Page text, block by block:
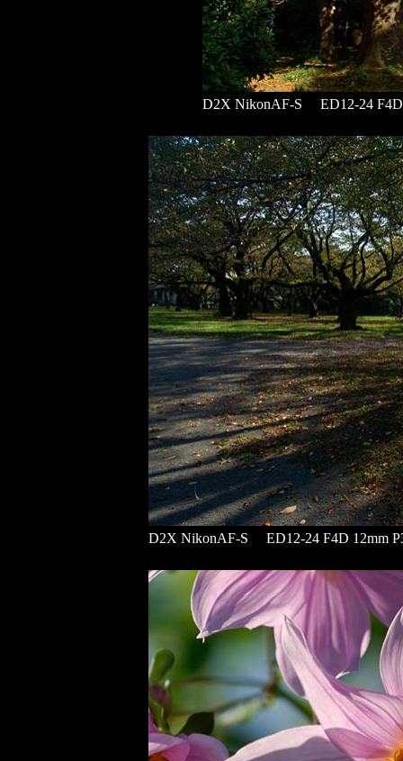
D2X NikonAF-S ED12-24 F4D
D2X NikonAF-S ED12-24 F4D 12mm